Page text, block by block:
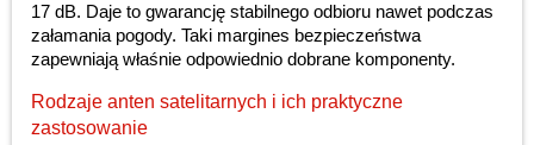
17 dB. Daje to gwarancję stabilnego odbioru nawet podczas
załamania pogody. Taki margines bezpieczeństwa
zapewniają właśnie odpowiednio dobrane komponenty.
Rodzaje anten satelitarnych i ich praktyczne
zastosowanie